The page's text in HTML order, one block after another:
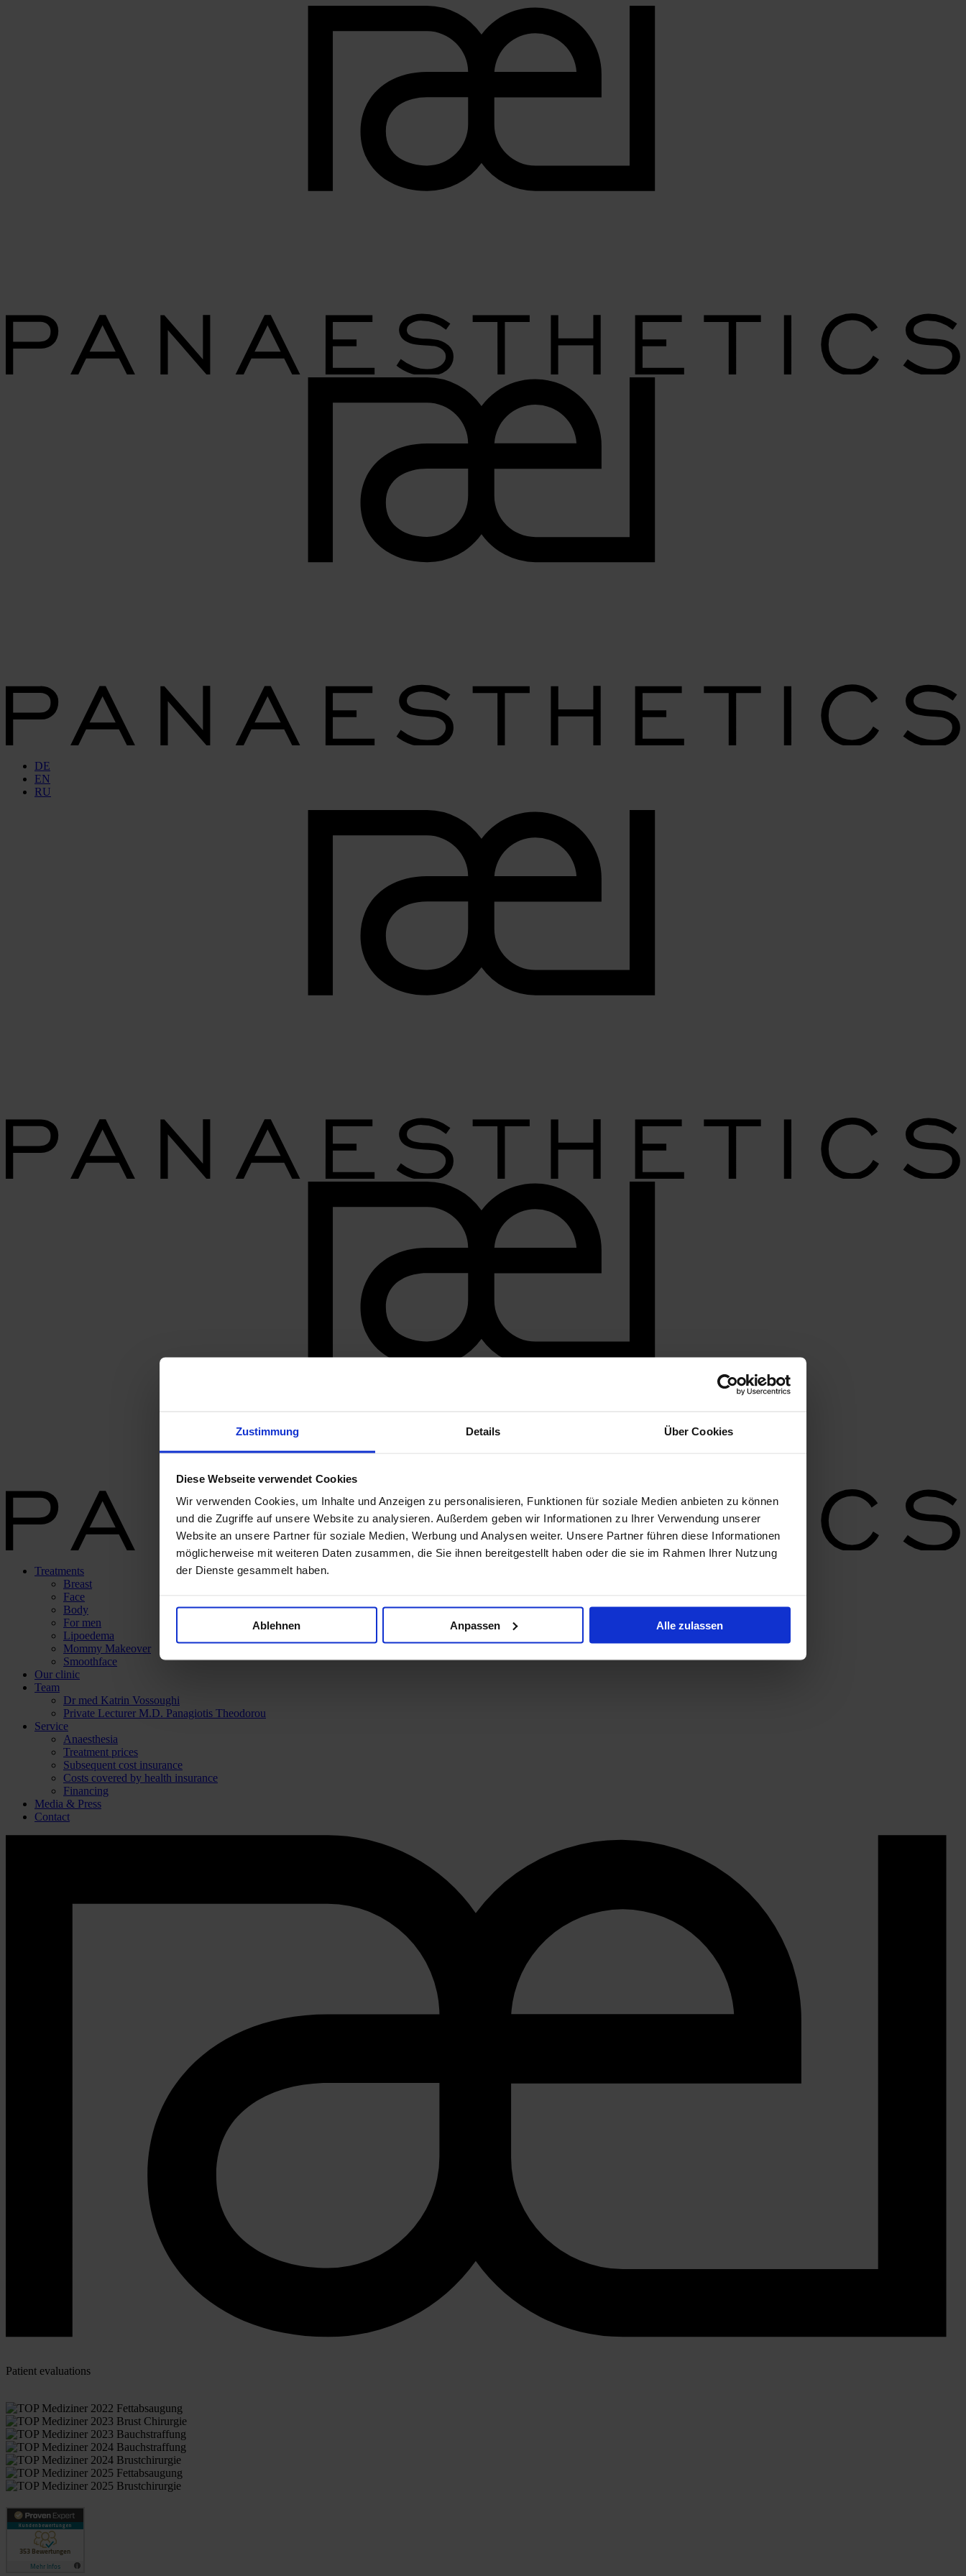
Zustimmung Details Über Cookies
Diese Webseite verwendet Cookies
Wir verwenden Cookies, um Inhalte und Anzeigen zu personalisieren, Funktionen für soziale Medien anbieten zu können
und die Zugriffe auf unsere Website zu analysieren. Außerdem geben wir Informationen zu Ihrer Verwendung unserer
Website an unsere Partner für soziale Medien, Werbung und Analysen weiter. Unsere Partner führen diese Informationen
möglicherweise mit weiteren Daten zusammen, die Sie ihnen bereitgestellt haben oder die sie im Rahmen Ihrer Nutzung
der Dienste gesammelt haben.
Ablehnen Anpassen Alle zulassen
DE
EN
RU
Treatments
Breast
Face
Body
For men
Lipoedema
Mommy Makeover
Smoothface
Our clinic
Team
Dr med Katrin Vossoughi
Private Lecturer M.D. Panagiotis Theodorou
Service
Anaesthesia
Treatment prices
Subsequent cost insurance
Costs covered by health insurance
Financing
Media & Press
Contact
Patient evaluations